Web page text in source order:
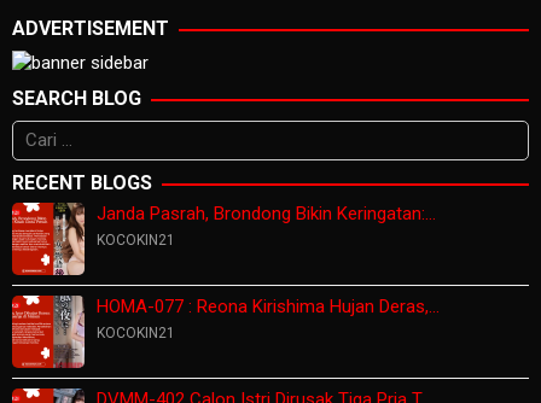
ADVERTISEMENT
SEARCH BLOG
Cari
untuk:
RECENT BLOGS
Janda Pasrah, Brondong Bikin Keringatan:…
KOCOKIN21
HOMA-077 : Reona Kirishima Hujan Deras,…
KOCOKIN21